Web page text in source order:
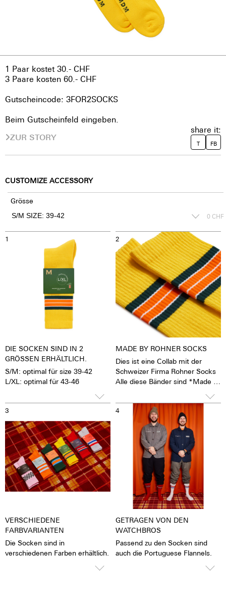
1 Paar kostet 30.- CHF
3 Paare kosten 60.- CHF
Gutscheincode: 3FOR2SOCKS
Beim Gutscheinfeld eingeben.
ZUR STORY
share it:
T FB
CUSTOMIZE ACCESSORY
Grösse
0 CHF
1
DIE SOCKEN SIND IN 2
GRÖSSEN ERHÄLTLICH.
S/M: optimal für size 39-42
L/XL: optimal für 43-46
2
MADE BY ROHNER SOCKS
Dies ist eine Collab mit der
Schweizer Firma Rohner Socks
Alle diese Bänder sind *Made in
75% Baumwolle
23% Polyamid
2% Elasthan
3
VERSCHIEDENE
FARBVARIANTEN
Die Socken sind in
verschiedenen Farben erhältlich.
4
GETRAGEN VON DEN
WATCHBROS
Passend zu den Socken sind
auch die Portuguese Flannels.